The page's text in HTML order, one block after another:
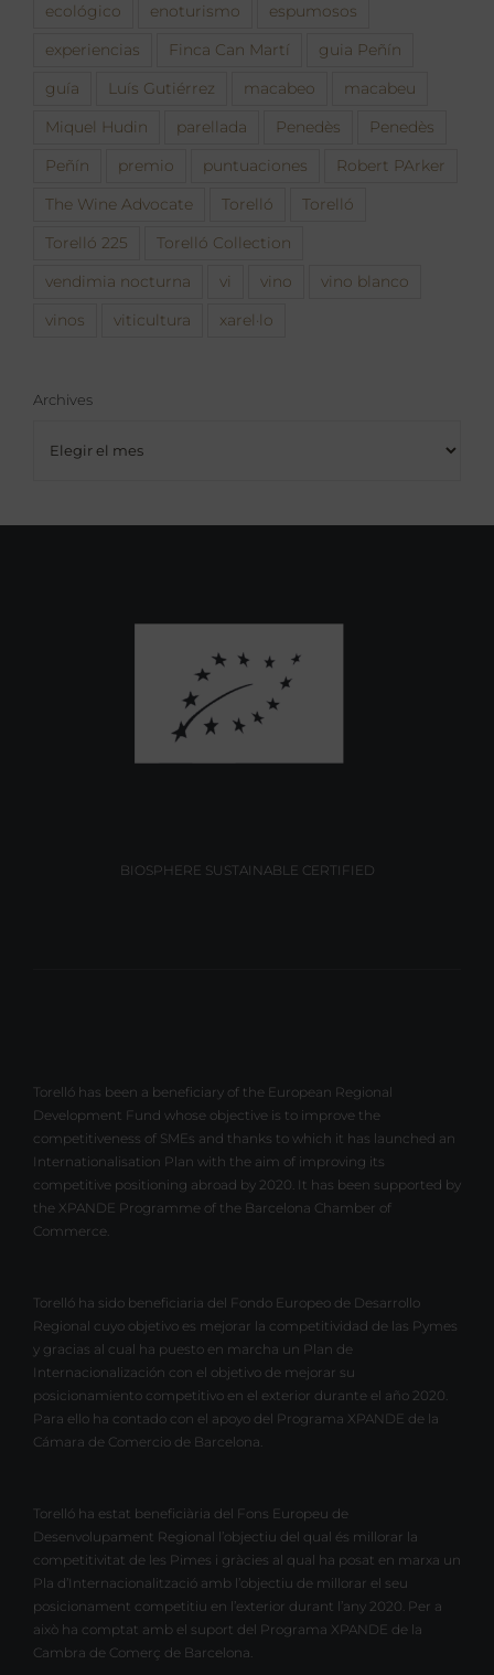
ecológico enoturismo espumosos
experiencias Finca Can Martí guia Peñín
guía Luís Gutiérrez macabeo macabeu
Miquel Hudin parellada Penedès Penedès
Peñín premio puntuaciones Robert PArker
The Wine Advocate Torelló Torelló
Torelló 225 Torelló Collection
vendimia nocturna vi vino vino blanco
vinos viticultura xarel·lo
Archives
BIOSPHERE SUSTAINABLE CERTIFIED
Torelló has been a beneficiary of the European Regional
Development Fund whose objective is to improve the
competitiveness of SMEs and thanks to which it has launched an
Internationalisation Plan with the aim of improving its
competitive positioning abroad by 2020. It has been supported by
the XPANDE Programme of the Barcelona Chamber of
Commerce.
Torelló ha sido beneficiaria del Fondo Europeo de Desarrollo
Regional cuyo objetivo es mejorar la competitividad de las Pymes
y gracias al cual ha puesto en marcha un Plan de
Internacionalización con el objetivo de mejorar su
posicionamiento competitivo en el exterior durante el año 2020.
Para ello ha contado con el apoyo del Programa XPANDE de la
Cámara de Comercio de Barcelona.
Torelló ha estat beneficiària del Fons Europeu de
Desenvolupament Regional l’objectiu del qual és millorar la
competitivitat de les Pimes i gràcies al qual ha posat en marxa un
Pla d’Internacionalització amb l’objectiu de millorar el seu
posicionament competitiu en l’exterior durant l’any 2020. Per a
això ha comptat amb el suport del Programa XPANDE de la
Cambra de Comerç de Barcelona.